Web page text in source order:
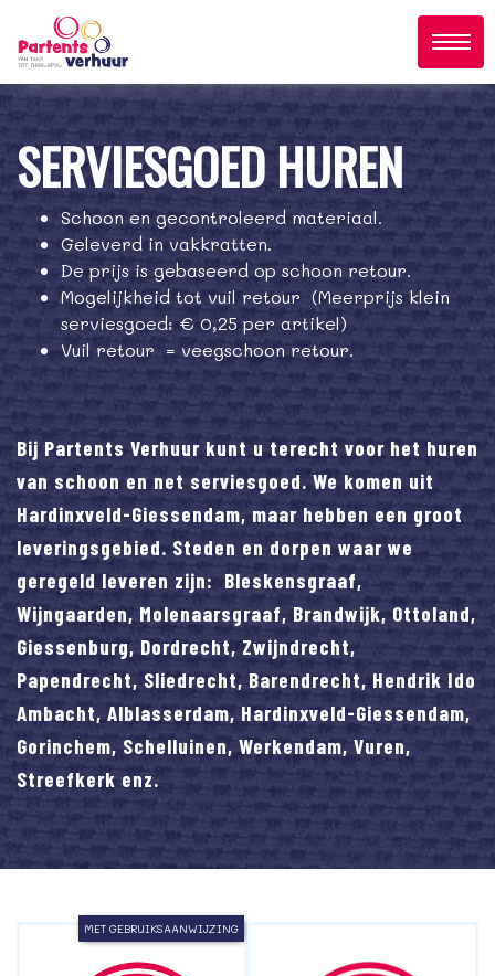
SERVIESGOED HUREN
Schoon en gecontroleerd materiaal.
Geleverd in vakkratten.
De prijs is gebaseerd op schoon retour.
Mogelijkheid tot vuil retour (Meerprijs klein
serviesgoed: € 0,25 per artikel)
Vuil retour = veegschoon retour.
Bij Partents Verhuur kunt u terecht voor het huren
van schoon en net serviesgoed. We komen uit
Hardinxveld-Giessendam, maar hebben een groot
leveringsgebied. Steden en dorpen waar we
geregeld leveren zijn: Bleskensgraaf,
Wijngaarden, Molenaarsgraaf, Brandwijk, Ottoland,
Giessenburg, Dordrecht, Zwijndrecht,
Papendrecht, Sliedrecht, Barendrecht, Hendrik Ido
Ambacht, Alblasserdam, Hardinxveld-Giessendam,
Gorinchem, Schelluinen, Werkendam, Vuren,
Streefkerk enz.
MET GEBRUIKSAANWIJZING